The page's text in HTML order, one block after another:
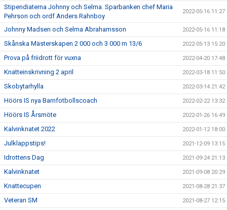
Stipendiaterna Johnny och Selma. Sparbanken chef Maria
Pehrson och ordf Anders Rahnboy
2022-05-16 11:27
Johnny Madsen och Selma Abrahamsson 2022-05-16 11:18
Skånska Mästerskapen 2 000 och 3 000 m 13/6 2022-05-13 15:20
Prova på friidrott för vuxna 2022-04-20 17:48
Knatteinskrivning 2 april 2022-03-18 11:50
Skobytarhylla 2022-03-14 21:42
Höörs IS nya Barnfotbollscoach 2022-02-22 13:32
Höörs IS Årsmöte 2022-01-26 16:49
Kalvinknatet 2022 2022-01-12 18:00
Julklappstips! 2021-12-09 13:15
Idrottens Dag 2021-09-24 21:13
Kalvinknatet 2021-09-08 20:29
Knattecupen 2021-08-28 21:37
Veteran SM 2021-08-27 12:15